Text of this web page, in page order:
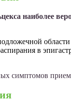
наиболее
в
симптомов прием